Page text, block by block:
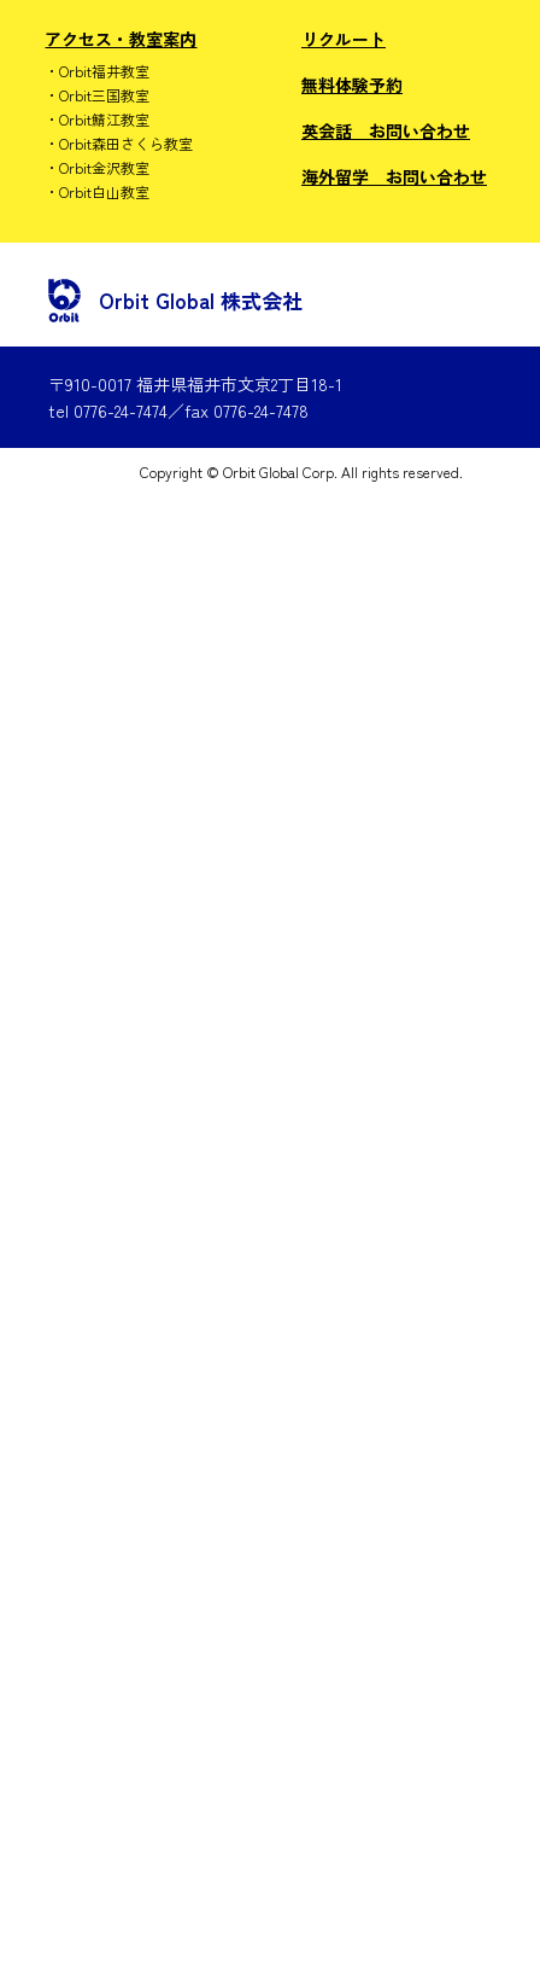
アクセス・教室案内
Orbit福井教室
Orbit三国教室
Orbit鯖江教室
Orbit森田さくら教室
Orbit金沢教室
Orbit白山教室
リクルート
無料体験予約
英会話 お問い合わせ
海外留学 お問い合わせ
Orbit Global 株式会社
〒910-0017 福井県福井市文京2丁目18-1
tel 0776-24-7474／fax 0776-24-7478
Copyright © Orbit Global Corp. All rights reserved.